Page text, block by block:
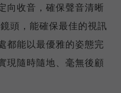
向收音，確保聲音清晰
頭，能確保最佳的視訊
都能以最優雅的姿態完
現隨時隨地、毫無後顧